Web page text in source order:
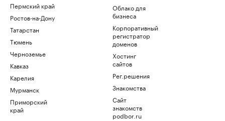
Пермский край
Ростов-на-Дону
Татарстан
Тюмень
Черноземье
Кавказ
Карелия
Мурманск
Приморский
край
Облако для
бизнеса
Корпоративный
регистратор
доменов
Хостинг
сайтов
Рег.решения
Знакомства
Сайт
знакомств
podbor.ru